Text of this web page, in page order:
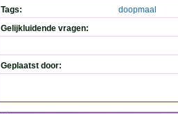
Tags:
doopmaal
Gelijkluidende vragen:
Geplaatst door: